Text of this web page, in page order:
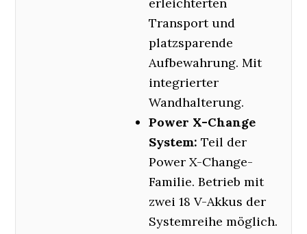
erleichterten
Transport und
platzsparende
Aufbewahrung. Mit
integrierter
Wandhalterung.
Power X-Change
System: Teil der
Power X-Change-
Familie. Betrieb mit
zwei 18 V-Akkus der
Systemreihe möglich.